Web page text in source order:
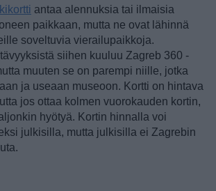
antaa alennuksia tai ilmaisia
paikkaan, mutta ne ovat lähinnä
soveltuvia vierailupaikkoja.
siihen kuuluu Zagreb 360 -
muuten se on parempi niille, jotka
ja useaan museoon. Kortti on hintava
jos ottaa kolmen vuorokauden kortin,
hyötyä. Kortin hinnalla voi
julkisilla, mutta julkisilla ei Zagrebin